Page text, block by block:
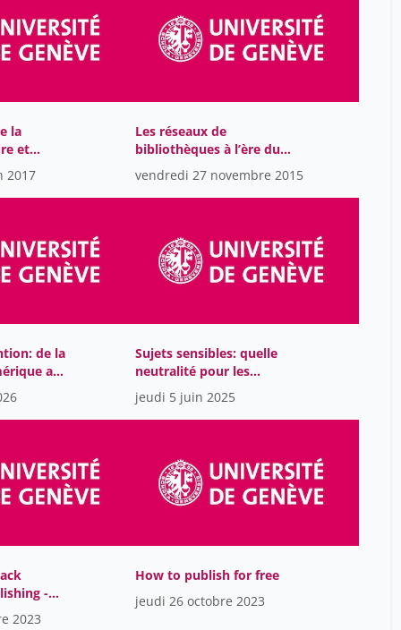
böschenstein bernard 13
bürgenmeier beat 68
calmy-rey micheline 75
cattacin sandro
cavigneaux antoine
chancel jacques 4
chappuis jean-marc 2
cifali bega mireille 35
crahay marcel
de blasis jean-paul
de ribaupierre anik
dermange françois 27
donnet jean-luc 4
dupuy jean-pierre
la
et
2017
Les réseaux de
bibliothèques à l’ère du
cloud – que partager ?
comment travailler ?
vendredi 27 novembre 2015
de la
aux
Sujets sensibles: quelle
neutralité pour les
bibliothèques?
jeudi 5 juin 2025
-
2023
How to publish for free
jeudi 26 octobre 2023